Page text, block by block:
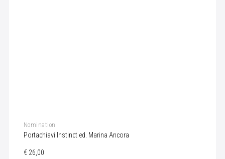
Nomination
Portachiavi Instinct ed. Marina Ancora
€ 26,00